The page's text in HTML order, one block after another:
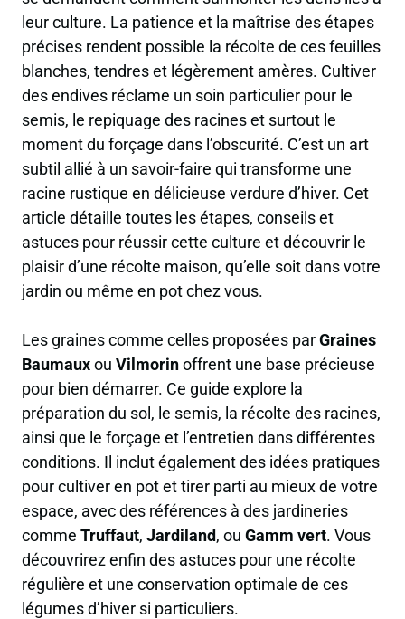
leur culture. La patience et la maîtrise des étapes
précises rendent possible la récolte de ces feuilles
blanches, tendres et légèrement amères. Cultiver
des endives réclame un soin particulier pour le
semis, le repiquage des racines et surtout le
moment du forçage dans l’obscurité. C’est un art
subtil allié à un savoir-faire qui transforme une
racine rustique en délicieuse verdure d’hiver. Cet
article détaille toutes les étapes, conseils et
astuces pour réussir cette culture et découvrir le
plaisir d’une récolte maison, qu’elle soit dans votre
jardin ou même en pot chez vous.
Les graines comme celles proposées parGraines
Baumauxou Vilmorinoffrent une base précieuse
pour bien démarrer. Ce guide explore la
préparation du sol, le semis, la récolte des racines,
ainsi que le forçage et l’entretien dans différentes
conditions. Il inclut également des idées pratiques
pour cultiver en pot et tirer parti au mieux de votre
espace, avec des références à des jardineries
comme Truffaut, Jardiland, ou Gamm vert. Vous
découvrirez enfin des astuces pour une récolte
régulière et une conservation optimale de ces
légumes d’hiver si particuliers.